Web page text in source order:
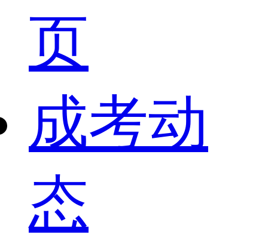
页
成考动
态